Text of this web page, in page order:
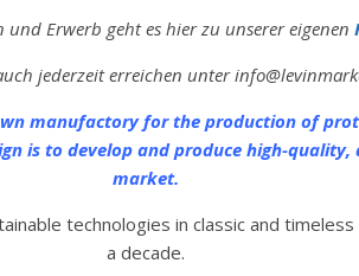
Erwerb geht es hier zu unserer eigenen
jederzeit erreichen unter
manufactory for the production of
is to develop and produce high-
market.
technologies in classic and
a decade.